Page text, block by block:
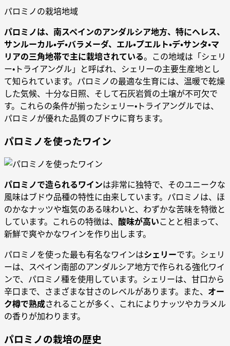
パロミノの栽培地域
パロミノは、南スペインのアンダルシア地方、特にヘレス、
サンルーカル・デ・バラメーダ、エル・プエルト・デ・サンタ・マ
リアの三角地帯で主に栽培されている。この地域は「シェリ
ー・トライアングル」と呼ばれ、シェリーの主要生産地とし
て知られています。パロミノの最適な生育には、温暖で乾燥
した気候、十分な日照、そして石灰岩質の土壌が不可欠で
す。これらの条件が揃ったシェリー・トライアングルでは、
パロミノが優れた品質のブドウに育ちます。
パロミノを使ったワイン
パロミノで造られるワインは非常に独特で、そのユニークな
風味はブドウ品種の特性に由来しています。パロミノは、ほ
のかなナッツや塩気のある味わいと、わずかな苦味を特徴と
しています。これらの特徴は、 酸味が高いことと相まって、
新鮮で爽やかなワインを作り出します。
パロミノを使った最も有名なワインはシェリーです。シェリ
ーは、スペイン南部のアンダルシア地方で作られる強化ワイ
ンで、パロミノ種を使用しています。シェリーは、甘口から
辛口まで、さまざまな甘さのレベルがあります。また、 オー
ク樽で熟成されることが多く、これによりナッツやカラメル
の香りが加わります。
パロミノの栽培の歴史